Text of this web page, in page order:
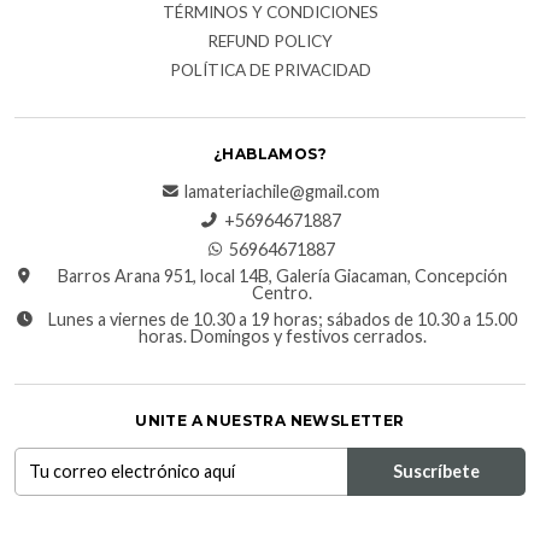
TÉRMINOS Y CONDICIONES
REFUND POLICY
POLÍTICA DE PRIVACIDAD
¿HABLAMOS?
lamateriachile@gmail.com
+56964671887
56964671887
Barros Arana 951, local 14B, Galería Giacaman, Concepción
Centro.
Lunes a viernes de 10.30 a 19 horas; sábados de 10.30 a 15.00
horas. Domingos y festivos cerrados.
UNITE A NUESTRA NEWSLETTER